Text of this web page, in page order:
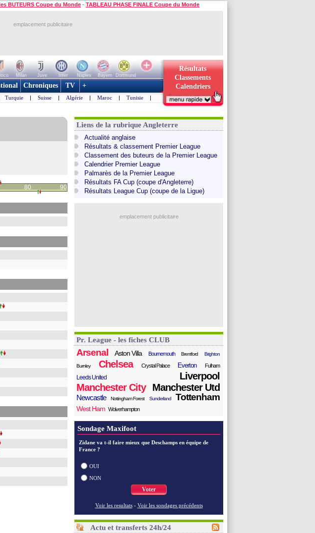
BUTEURS Coupe du Monde - TABLEAU PHASE FINALE Coupe du Monde
emplacement publicitaire
Milan Juve Inter Naples Bayern
Dortmund
Résultats
Classements
Calendriers
Chroniques TV +
Turquie | Suisse | Algérie | Maroc | Tunisie |
80 90
Liens de la rubrique Angleterre
Actualité anglaise
Résultats & classement Premier League
Classement des buteurs de la Premier League
Calendrier Premier League
Palmarès de la Premier League
Résultats FA Cup (coupe d'Angleterre)
Résultats League Cup (coupe de la Ligue)
emplacement publicitaire
Pr. League - les fiches CLUB
Arsenal Aston Villa Bournemouth Brentford Brighton
Burnley Chelsea Crystal Palace Everton Fulham
Leeds United
Liverpool
Manchester City
Manchester Utd
Newcastle Nottingham Forest Sunderland Tottenham
West Ham Wolverhampton
Sondage Maxifoot
Zidane va t-il faire mieux que Deschamps en équipe de
France ?
OUI
NON
Voter
Voir les resultats - Voir les sondages précédents
Actu et transferts 24h/24